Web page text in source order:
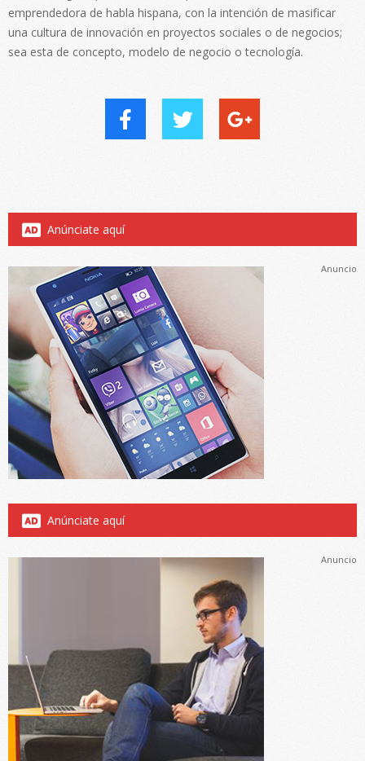
emprendedora de habla hispana, con la intención de masificar
una cultura de innovación en proyectos sociales o de negocios;
sea esta de concepto, modelo de negocio o tecnología.
Anúnciate aquí
Anuncio
Anúnciate aquí
Anuncio